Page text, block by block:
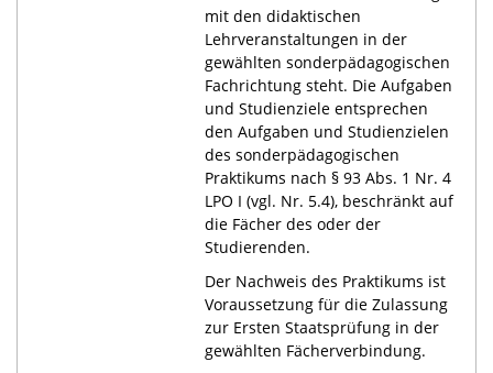
mit den didaktischen
Lehrveranstaltungen in der
gewählten sonderpädagogischen
Fachrichtung steht. Die Aufgaben
und Studienziele entsprechen
den Aufgaben und Studienzielen
des sonderpädagogischen
Praktikums nach § 93 Abs. 1 Nr. 4
LPO I (vgl. Nr. 5.4), beschränkt auf
die Fächer des oder der
Studierenden.
Der Nachweis des Praktikums ist
Voraussetzung für die Zulassung
zur Ersten Staatsprüfung in der
gewählten Fächerverbindung.